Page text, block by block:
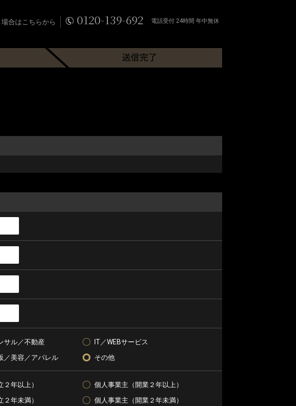
合はこちらから 0120-139-692 電話受付 24時間 年中無休
サル／不動産
IT／WEBサービス
／美容／アパレル その他
２年以上）
個人事業主（開業２年以上）
２年未満） 個人事業主（開業２年未満）